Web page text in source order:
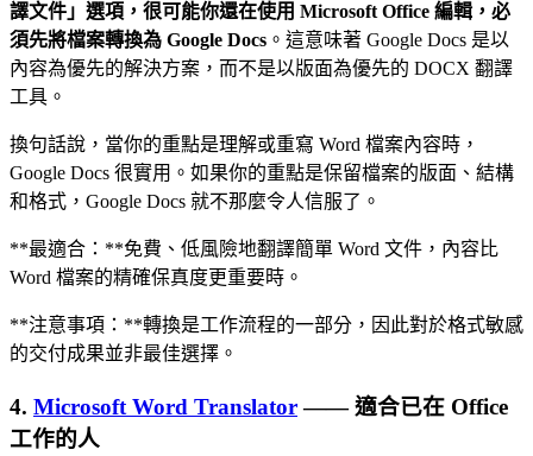
譯文件」 選項，很可能你還在使用 Microsoft Office 編輯，必
須先將檔案轉換為 Google Docs 。這意味著 Google Docs 是以
內容為優先的解決方案，而不是以版面為優先的 DOCX 翻譯
工具。
換句話說，當你的重點是理解或重寫 Word 檔案內容時，
Google Docs 很實用。如果你的重點是保留檔案的版面、結構
和格式，Google Docs 就不那麼令人信服了。
**最適合：**免費、低風險地翻譯簡單 Word 文件，內容比
Word 檔案的精確保真度更重要時。
**注意事項：**轉換是工作流程的一部分，因此對於格式敏感
的交付成果並非最佳選擇。
4. Microsoft Word Translator—— 適合已在 Office
工作的人